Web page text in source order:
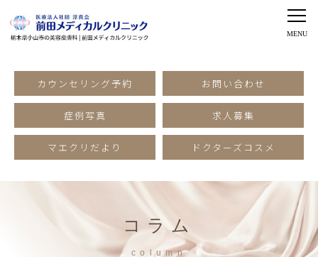
カウンセリング予約 お問い合わせ
症例写真 求人募集
マエクリだより ドクターズコスメ
コラム
column